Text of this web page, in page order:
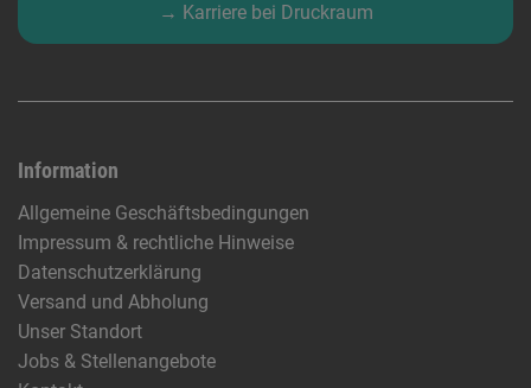
→ Karriere bei Druckraum
Information
Allgemeine Geschäftsbedingungen
Impressum & rechtliche Hinweise
Datenschutzerklärung
Versand und Abholung
Unser Standort
Jobs & Stellenangebote